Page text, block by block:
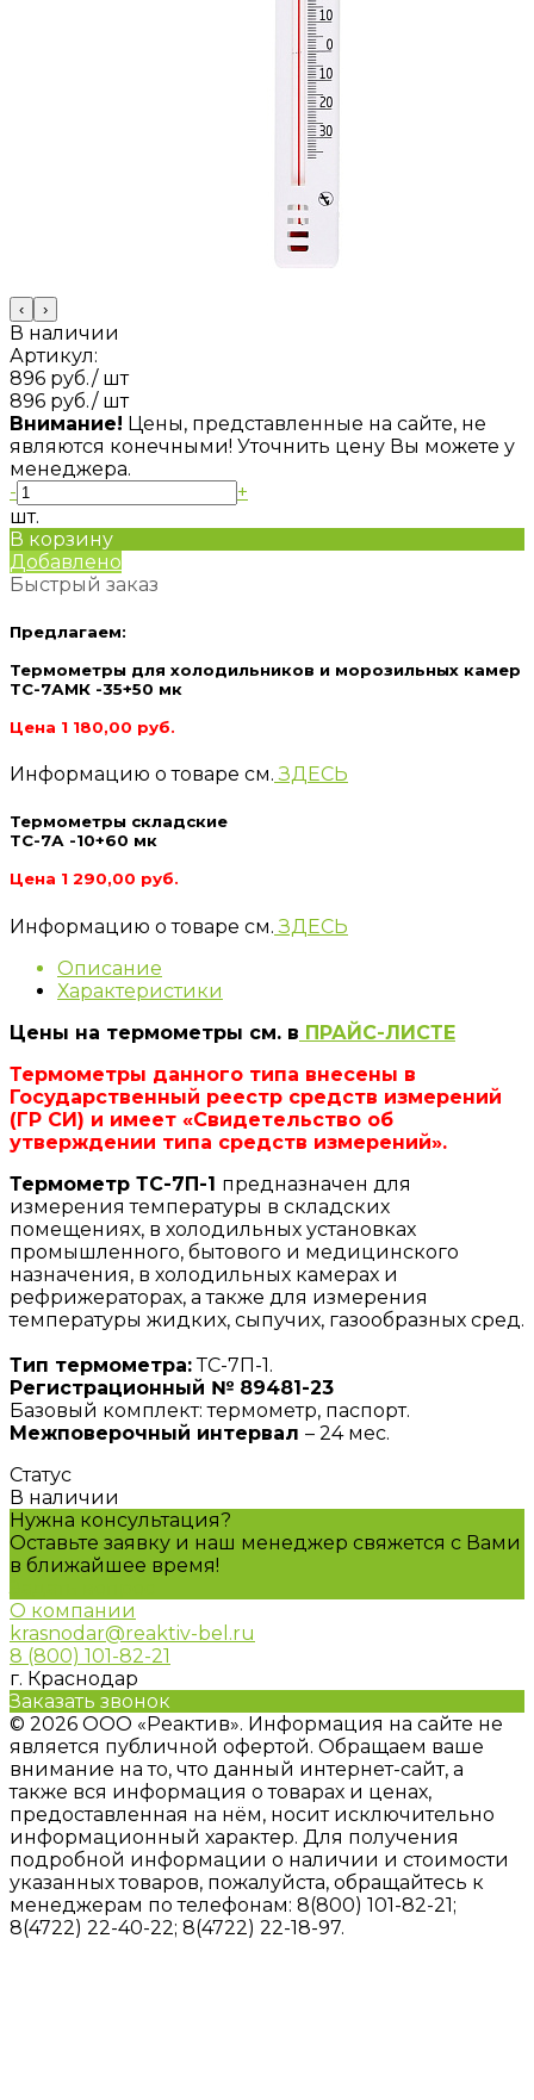
‹ ›
В наличии
Артикул:
896 руб./ шт
896 руб./ шт
Внимание! Цены, представленные на сайте, не
являются конечными! Уточнить цену Вы можете у
менеджера.
-
+
шт.
В корзину
Добавлено
Быстрый заказ
Предлагаем:
Термометры для холодильников и морозильных камер
ТС-7АМК -35+50 мк
Цена 1 180,00 руб.
Информацию о товаре см. ЗДЕСЬ
Термометры складские
ТС-7А -10+60 мк
Цена 1 290,00 руб.
Информацию о товаре см. ЗДЕСЬ
Описание
Характеристики
Цены на термометры см. в ПРАЙС-ЛИСТЕ
Термометры данного типа внесены в
Государственный реестр средств измерений
(ГР СИ) и имеет «Свидетельство об
утверждении типа средств измерений».
Термометр ТС-7П-1 предназначен для
измерения температуры в складских
помещениях, в холодильных установках
промышленного, бытового и медицинского
назначения, в холодильных камерах и
рефрижераторах, а также для измерения
температуры жидких, сыпучих, газообразных сред.
Тип термометра:ТС-7П-1.
Регистрационный № 89481-23
Базовый комплект: термометр, паспорт.
Межповерочный интервал – 24 мес.
Статус
В наличии
Нужна консультация?
Оставьте заявку и наш менеджер свяжется с Вами
в ближайшее время!
О компании
krasnodar@reaktiv-bel.ru
8 (800) 101-82-21
г. Краснодар
Заказать звонок
© 2026 ООО «Реактив». Информация на сайте не
является публичной офертой. Обращаем ваше
внимание на то, что данный интернет-сайт, а
также вся информация о товарах и ценах,
предоставленная на нём, носит исключительно
информационный характер. Для получения
подробной информации о наличии и стоимости
указанных товаров, пожалуйста, обращайтесь к
менеджерам по телефонам: 8(800) 101-82-21;
8(4722) 22-40-22; 8(4722) 22-18-97.